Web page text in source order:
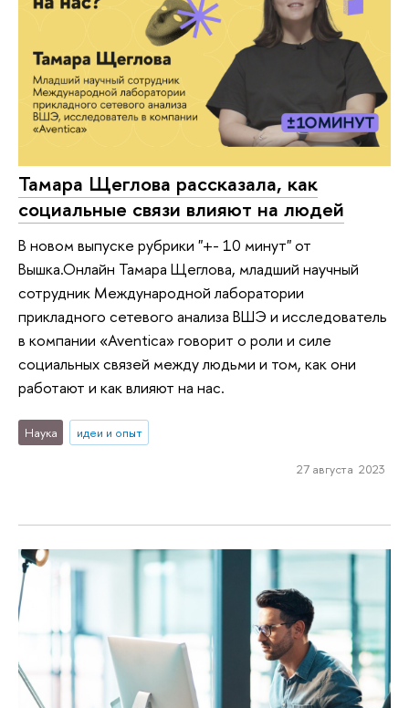
Тамара Щеглова рассказала, как
социальные связи влияют на людей
В новом выпуске рубрики "+- 10 минут" от
Вышка.Онлайн Тамара Щеглова, младший научный
сотрудник Международной лаборатории
прикладного сетевого анализа ВШЭ и исследователь
в компании «Aventica» говорит о роли и силе
социальных связей между людьми и том, как они
работают и как влияют на нас.
Наука идеи и опыт
27 августа 2023